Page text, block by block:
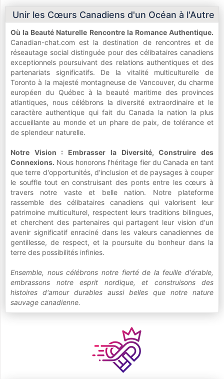
Unir les Cœurs Canadiens d'un Océan à l'Autre
Où la Beauté Naturelle Rencontre la Romance Authentique.
Canadian-chat.com est la destination de rencontres et de
réseautage social distinguée pour des célibataires canadiens
exceptionnels poursuivant des relations authentiques et des
partenariats significatifs. De la vitalité multiculturelle de
Toronto à la majesté montagneuse de Vancouver, du charme
européen du Québec à la beauté maritime des provinces
atlantiques, nous célébrons la diversité extraordinaire et le
caractère authentique qui fait du Canada la nation la plus
accueillante au monde et un phare de paix, de tolérance et
de splendeur naturelle.
Notre Vision : Embrasser la Diversité, Construire des
Connexions. Nous honorons l'héritage fier du Canada en tant
que terre d'opportunités, d'inclusion et de paysages à couper
le souffle tout en construisant des ponts entre les cœurs à
travers notre vaste et belle nation. Notre plateforme
rassemble des célibataires canadiens qui valorisent leur
patrimoine multiculturel, respectent leurs traditions bilingues,
et cherchent des partenaires qui partagent leur vision d'un
avenir significatif enraciné dans les valeurs canadiennes de
gentillesse, de respect, et la poursuite du bonheur dans la
terre des possibilités infinies.
Ensemble, nous célébrons notre fierté de la feuille d'érable,
embrassons notre esprit nordique, et construisons des
histoires d'amour durables aussi belles que notre nature
sauvage canadienne.